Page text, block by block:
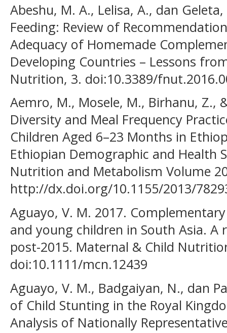
Abeshu, M. A., Lelisa, A., dan
Feeding: Review of
Adequacy of Homemade
Developing Countries – Lessons
Nutrition, 3. doi:10.3389/
Aemro, M., Mosele, M., Birhanu, Z.,
Diversity and Meal Frequency
Children Aged 6–23 Months in
Ethiopian Demographic and Health
Nutrition and Metabolism Volume
http://dx.doi.org/10.1155/2013/
Aguayo, V. M. 2017.
and young children in South Asia.
post-2015. Maternal & Child
doi:10.1111/mcn.12439
Aguayo, V. M., Badgaiyan, N., dan
of Child Stunting in the Royal
Analysis of Nationally